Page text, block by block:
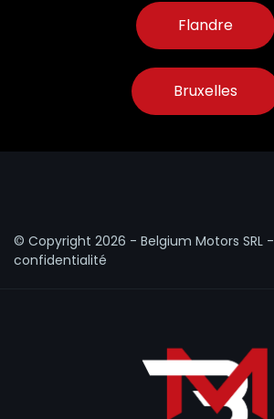
Flandre
Bruxelles
© Copyright 2026 - Belgium Motors SRL -
confidentialité